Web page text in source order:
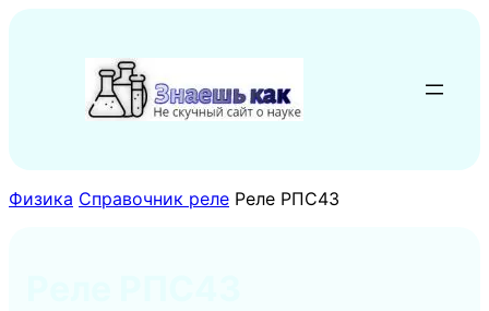
содержимому
Физика Справочник реле Реле РПС43